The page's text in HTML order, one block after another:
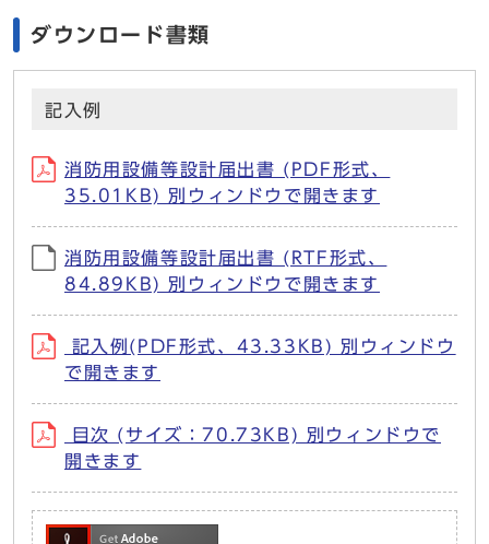
ダウンロード書類
記入例
消防用設備等設計届出書 (PDF形式、
35.01KB) 別ウィンドウで開きます
消防用設備等設計届出書 (RTF形式、
84.89KB) 別ウィンドウで開きます
記入例(PDF形式、43.33KB) 別ウィンドウ
で開きます
目次 (サイズ：70.73KB) 別ウィンドウで
開きます